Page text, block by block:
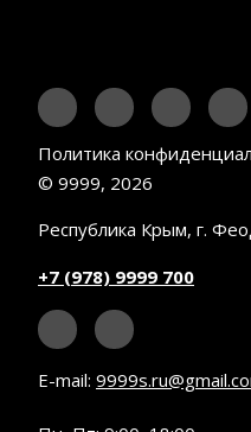
Политика
© 9999, 2026
Республика Крым, г.
+7 (978) 9999 700
E-mail: